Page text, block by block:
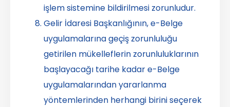
işlem sistemine bildirilmesi zorunludur.
Gelir İdaresi Başkanlığının, e-Belge
uygulamalarına geçiş zorunluluğu
getirilen mükelleflerin zorunluluklarının
başlayacağı tarihe kadar e-Belge
uygulamalarından yararlanma
yöntemlerinden herhangi birini seçerek